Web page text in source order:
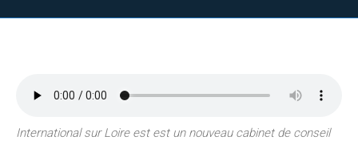
International sur Loire est est un nouveau cabinet de conseil